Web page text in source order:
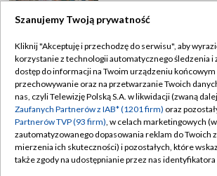
TVP
Abonament TVP
Sklep TVP
Biuro Reklamy
Oferta Handlowa
Regulamin TVP
Polityka prywatności
Moje zgody
Biuro reklamy
Szanujemy Twoją prywatność
Kliknij "Akceptuję i przechodzę do serwisu", aby
korzystanie z technologii automatycznego śledzenia i
dostęp do informacji na Twoim urządzeniu końcowym
przechowywanie oraz na przetwarzanie Twoich
nas, czyli Telewizję Polską S.A. w likwidacji (zwaną
Zaufanych Partnerów z IAB* (1201 firm) oraz
Partnerów TVP (93 firm), w celach marketingowych
zautomatyzowanego dopasowania reklam do Twoich
mierzenia ich skuteczności) i pozostałych, które
także zgody na udostępnianie przez nas identyfikatora